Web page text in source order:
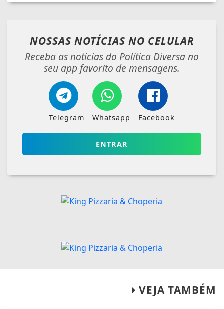
NOSSAS NOTÍCIAS NO CELULAR
Receba as notícias do Política Diversa no
seu app favorito de mensagens.
Telegram Whatsapp Facebook
ENTRAR
VEJA TAMBÉM